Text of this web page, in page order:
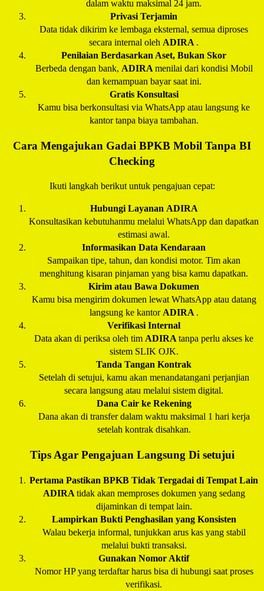
dalam waktu maksimal 24 jam.
Privasi Terjamin
Data tidak dikirim ke lembaga eksternal, semua diproses
secara internal oleh ADIRA .
Penilaian Berdasarkan Aset, Bukan Skor
Berbeda dengan bank, ADIRA menilai dari kondisi Mobil
dan kemampuan bayar saat ini.
Gratis Konsultasi
Kamu bisa berkonsultasi via WhatsApp atau langsung ke
kantor tanpa biaya tambahan.
Cara Mengajukan Gadai BPKB Mobil Tanpa BI
Checking
Ikuti langkah berikut untuk pengajuan cepat:
Hubungi Layanan ADIRA
Konsultasikan kebutuhanmu melalui WhatsApp dan dapatkan
estimasi awal.
Informasikan Data Kendaraan
Sampaikan tipe, tahun, dan kondisi motor. Tim akan
menghitung kisaran pinjaman yang bisa kamu dapatkan.
Kirim atau Bawa Dokumen
Kamu bisa mengirim dokumen lewat WhatsApp atau datang
langsung ke kantor ADIRA .
Verifikasi Internal
Data akan di periksa oleh tim ADIRA tanpa perlu akses ke
sistem SLIK OJK.
Tanda Tangan Kontrak
Setelah di setujui, kamu akan menandatangani perjanjian
secara langsung atau melalui sistem digital.
Dana Cair ke Rekening
Dana akan di transfer dalam waktu maksimal 1 hari kerja
setelah kontrak disahkan.
Tips Agar Pengajuan Langsung Di setujui
Pertama Pastikan BPKB Tidak Tergadai di Tempat Lain
ADIRA tidak akan memproses dokumen yang sedang
dijaminkan di tempat lain.
Lampirkan Bukti Penghasilan yang Konsisten
Walau bekerja informal, tunjukkan arus kas yang stabil
melalui bukti transaksi.
Gunakan Nomor Aktif
Nomor HP yang terdaftar harus bisa di hubungi saat proses
verifikasi.